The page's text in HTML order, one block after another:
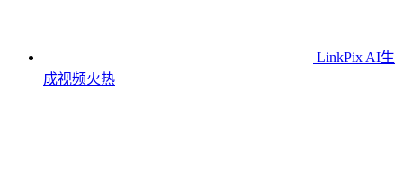
LinkPix AI生
成视频火热